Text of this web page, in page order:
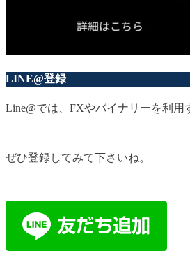
LINE@登録
Line@では、FXやバイナリーを利
ぜひ登録してみて下さいね。